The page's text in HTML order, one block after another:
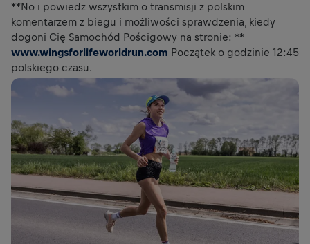
**No i powiedz wszystkim o transmisji z polskim
komentarzem z biegu i możliwości sprawdzenia, kiedy
dogoni Cię Samochód Pościgowy na stronie: **
www.wingsforlifeworldrun.com Początek o godzinie 12:45
polskiego czasu.